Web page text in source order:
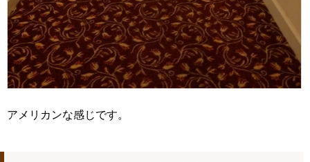
アメリカンな感じです。